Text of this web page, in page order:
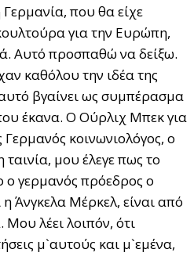
που θα είχε
για την Ευρώπη,
Αυτό προσπαθώ να δείξω.
καθόλου την ιδέα της
βγαίνει ως συμπέρασμα
έκανα. Ο Ούρλιχ Μπεκ για
κοινωνιολόγος, ο
ταινία, μου έλεγε πως το
ο γερμανός πρόεδρος ο
Άνγκελα Μέρκελ, είναι από
Μου λέει λοιπόν, ότι
μ`αυτούς και μ`εμένα,